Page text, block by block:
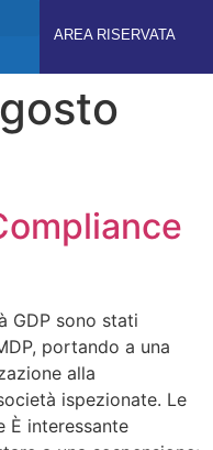
AREA RISERVATA
GDP sono stati
portando a una
alla
ispezionate. Le
È interessante